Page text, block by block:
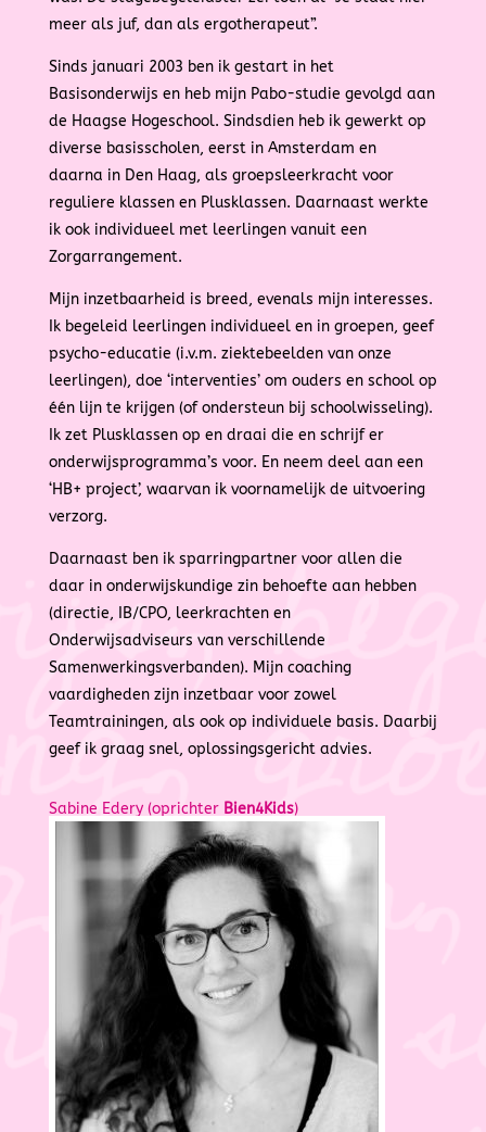
meer als juf, dan als ergotherapeut”.
Sinds januari 2003 ben ik gestart in het
Basisonderwijs en heb mijn Pabo-studie gevolgd aan
de Haagse Hogeschool. Sindsdien heb ik gewerkt op
diverse basisscholen, eerst in Amsterdam en
daarna in Den Haag, als groepsleerkracht voor
reguliere klassen en Plusklassen. Daarnaast werkte
ik ook individueel met leerlingen vanuit een
Zorgarrangement.
Mijn inzetbaarheid is breed, evenals mijn interesses.
Ik begeleid leerlingen individueel en in groepen, geef
psycho-educatie (i.v.m. ziektebeelden van onze
leerlingen), doe ‘interventies’ om ouders en school op
één lijn te krijgen (of ondersteun bij schoolwisseling).
Ik zet Plusklassen op en draai die en schrijf er
onderwijsprogramma’s voor. En neem deel aan een
‘HB+ project’, waarvan ik voornamelijk de uitvoering
verzorg.
Daarnaast ben ik sparringpartner voor allen die
daar in onderwijskundige zin behoefte aan hebben
(directie, IB/CPO, leerkrachten en
Onderwijsadviseurs van verschillende
Samenwerkingsverbanden). Mijn coaching
vaardigheden zijn inzetbaar voor zowel
Teamtrainingen, als ook op individuele basis. Daarbij
geef ik graag snel, oplossingsgericht advies.
Sabine Edery (oprichter Bien4Kids)